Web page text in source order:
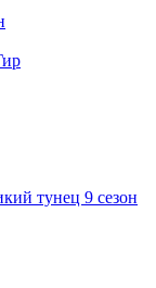
тунец 9 сезон